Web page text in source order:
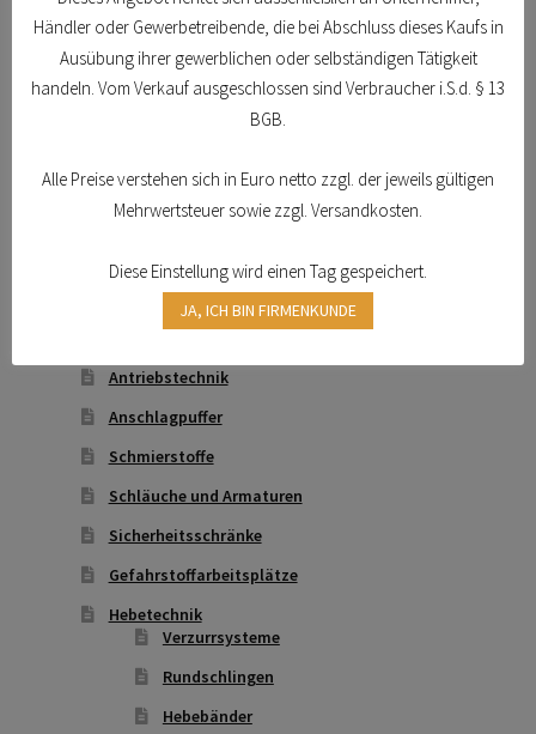
können
auf
der
werden
Aktionen und Angebote
Arbeitsschutz
Arbeitsschuhe / Sicherheitsschuhe
Hautschutz
Transferdruck & Stick
Antriebstechnik
Anschlagpuffer
Schmierstoffe
Schläuche und Armaturen
Sicherheitsschränke
Gefahrstoffarbeitsplätze
Hebetechnik
Verzurrsysteme
Rundschlingen
Hebebänder
Händler oder Gewerbetreibende, die bei Abschluss dieses Kaufs in
Ausübung ihrer gewerblichen oder selbständigen Tätigkeit
handeln. Vom Verkauf ausgeschlossen sind Verbraucher i.S.d. § 13
BGB.
Alle Preise verstehen sich in Euro netto zzgl. der jeweils gültigen
Mehrwertsteuer sowie zzgl. Versandkosten.
Diese Einstellung wird einen Tag gespeichert.
JA, ICH BIN FIRMENKUNDE